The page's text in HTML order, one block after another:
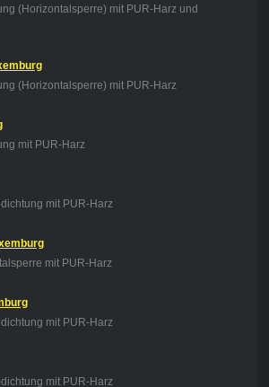
(Horizontalsperre) mit PUR-Harz und
(Horizontalsperre) mit PUR-Harz
mit PUR-Harz
mit PUR-Harz
mit PUR-Harz
mit PUR-Harz
mit PUR-Harz